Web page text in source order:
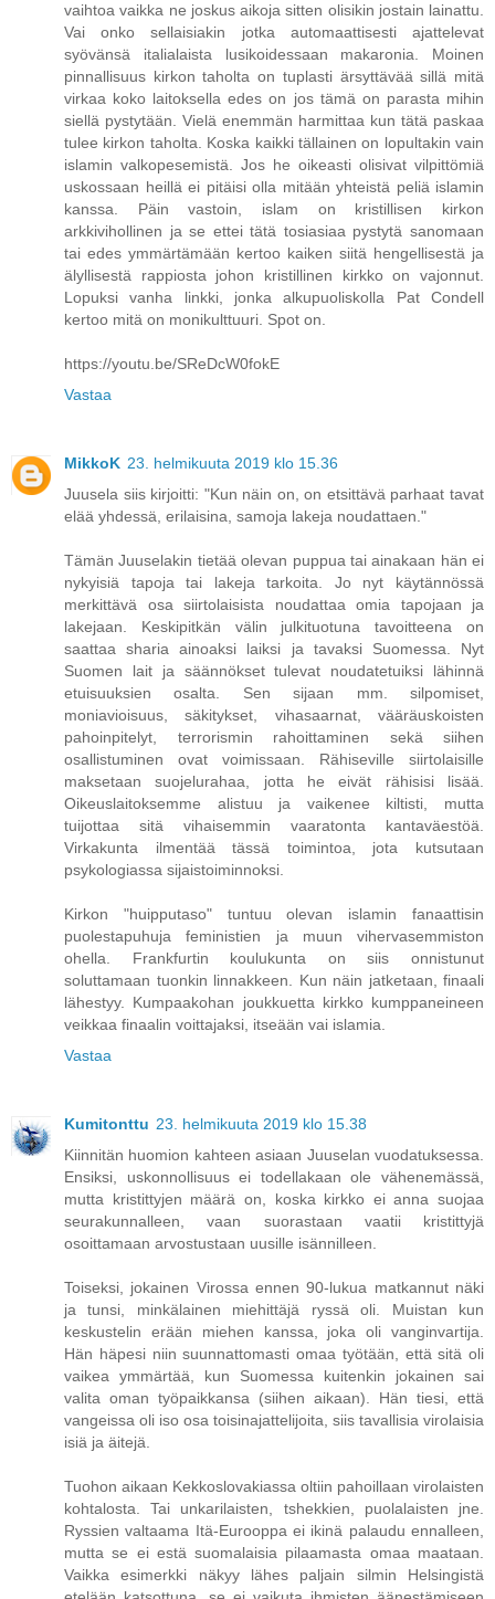
vaihtoa vaikka ne joskus aikoja sitten olisikin jostain lainattu.
Vai onko sellaisiakin jotka automaattisesti ajattelevat
syövänsä italialaista lusikoidessaan makaronia. Moinen
pinnallisuus kirkon taholta on tuplasti ärsyttävää sillä mitä
virkaa koko laitoksella edes on jos tämä on parasta mihin
siellä pystytään. Vielä enemmän harmittaa kun tätä paskaa
tulee kirkon taholta. Koska kaikki tällainen on lopultakin vain
islamin valkopesemistä. Jos he oikeasti olisivat vilpittömiä
uskossaan heillä ei pitäisi olla mitään yhteistä peliä islamin
kanssa. Päin vastoin, islam on kristillisen kirkon
arkkivihollinen ja se ettei tätä tosiasiaa pystytä sanomaan
tai edes ymmärtämään kertoo kaiken siitä hengellisestä ja
älyllisestä rappiosta johon kristillinen kirkko on vajonnut.
Lopuksi vanha linkki, jonka alkupuoliskolla Pat Condell
kertoo mitä on monikulttuuri. Spot on.
https://youtu.be/SReDcW0fokE
Vastaa
MikkoK 23. helmikuuta 2019 klo 15.36
Juusela siis kirjoitti: "Kun näin on, on etsittävä parhaat tavat
elää yhdessä, erilaisina, samoja lakeja noudattaen."
Tämän Juuselakin tietää olevan puppua tai ainakaan hän ei
nykyisiä tapoja tai lakeja tarkoita. Jo nyt käytännössä
merkittävä osa siirtolaisista noudattaa omia tapojaan ja
lakejaan. Keskipitkän välin julkituotuna tavoitteena on
saattaa sharia ainoaksi laiksi ja tavaksi Suomessa. Nyt
Suomen lait ja säännökset tulevat noudatetuiksi lähinnä
etuisuuksien osalta. Sen sijaan mm. silpomiset,
moniavioisuus, säkitykset, vihasaarnat, vääräuskoisten
pahoinpitelyt, terrorismin rahoittaminen sekä siihen
osallistuminen ovat voimissaan. Rähiseville siirtolaisille
maksetaan suojelurahaa, jotta he eivät rähisisi lisää.
Oikeuslaitoksemme alistuu ja vaikenee kiltisti, mutta
tuijottaa sitä vihaisemmin vaaratonta kantaväestöä.
Virkakunta ilmentää tässä toimintoa, jota kutsutaan
psykologiassa sijaistoiminnoksi.
Kirkon "huipputaso" tuntuu olevan islamin fanaattisin
puolestapuhuja feministien ja muun vihervasemmiston
ohella. Frankfurtin koulukunta on siis onnistunut
soluttamaan tuonkin linnakkeen. Kun näin jatketaan, finaali
lähestyy. Kumpaakohan joukkuetta kirkko kumppaneineen
veikkaa finaalin voittajaksi, itseään vai islamia.
Vastaa
Kumitonttu 23. helmikuuta 2019 klo 15.38
Kiinnitän huomion kahteen asiaan Juuselan vuodatuksessa.
Ensiksi, uskonnollisuus ei todellakaan ole vähenemässä,
mutta kristittyjen määrä on, koska kirkko ei anna suojaa
seurakunnalleen, vaan suorastaan vaatii kristittyjä
osoittamaan arvostustaan uusille isännilleen.
Toiseksi, jokainen Virossa ennen 90-lukua matkannut näki
ja tunsi, minkälainen miehittäjä ryssä oli. Muistan kun
keskustelin erään miehen kanssa, joka oli vanginvartija.
Hän häpesi niin suunnattomasti omaa työtään, että sitä oli
vaikea ymmärtää, kun Suomessa kuitenkin jokainen sai
valita oman työpaikkansa (siihen aikaan). Hän tiesi, että
vangeissa oli iso osa toisinajattelijoita, siis tavallisia virolaisia
isiä ja äitejä.
Tuohon aikaan Kekkoslovakiassa oltiin pahoillaan virolaisten
kohtalosta. Tai unkarilaisten, tshekkien, puolalaisten jne.
Ryssien valtaama Itä-Eurooppa ei ikinä palaudu ennalleen,
mutta se ei estä suomalaisia pilaamasta omaa maataan.
Vaikka esimerkki näkyy lähes paljain silmin Helsingistä